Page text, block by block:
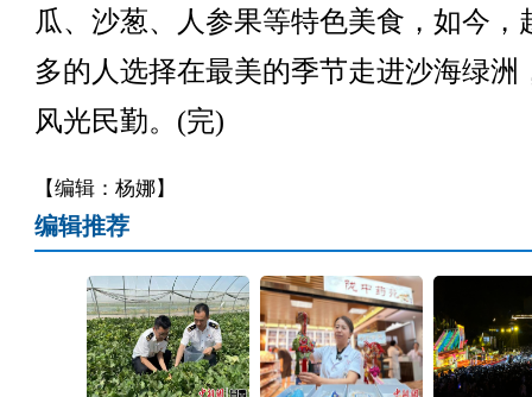
瓜、沙葱、人参果等特色美食，如今，
多的人选择在最美的季节走进沙海绿洲
风光民勤。(完)
【编辑：杨娜】
编辑推荐